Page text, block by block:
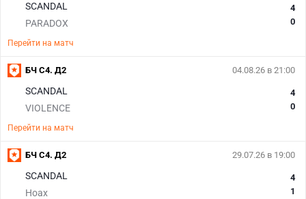
SCANDAL
PARADOX
4
0
Перейти на матч
04.08.26 в 21:00
SCANDAL
VIOLENCE
4
0
Перейти на матч
БЧ С4. Д2
29.07.26 в 19:00
SCANDAL
Hoax
4
1
БЧ С4. Д2